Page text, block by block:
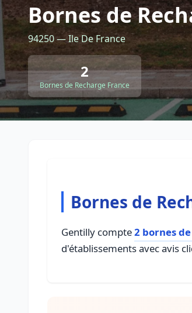
Bornes de
94250 — Ile De France
2
Bornes de Recharge France
Bornes de
Gentilly compte2 bornes
d'établissements avec avis